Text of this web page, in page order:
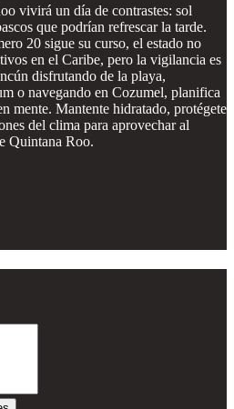
vivirá un día de contrastes: sol
que podrían refrescar la tarde.
20 sigue su curso, el estado no
en el Caribe, pero la vigilancia es
disfrutando de la playa,
o navegando en Cozumel, planifica
mente. Mantente hidratado, protégete
del clima para aprovechar al
Quintana Roo.